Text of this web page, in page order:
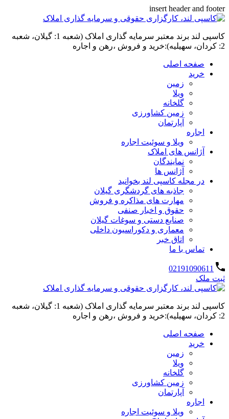
insert header and footer
کاسپی لند برند معتبر سرمایه گذاری املاک (شعبه 1: گیلان، شعبه
2: کردان، سهیلیه):خرید و فروش ،رهن و اجاره
صفحه اصلی
خرید
زمین
ویلا
گلخانه
زمین کشاورزی
آپارتمان
اجاره
ویلا و سوئیت اجاره
آژانس های املاک
نمایندگان
آژانس ها
در مجله کاسپی لند بخوانید
جاذبه های گردشگری گیلان
مهارت های مذاکره و فروش
حقوق و اخبار صنفی
صنایع دستی و سوغات گیلان
معماری و دکوراسیون داخلی
اتاق خبر
تماس با ما
02191090611
ثبت ملک
کاسپی لند برند معتبر سرمایه گذاری املاک (شعبه 1: گیلان، شعبه
2: کردان، سهیلیه):خرید و فروش ،رهن و اجاره
صفحه اصلی
خرید
زمین
ویلا
گلخانه
زمین کشاورزی
آپارتمان
اجاره
ویلا و سوئیت اجاره